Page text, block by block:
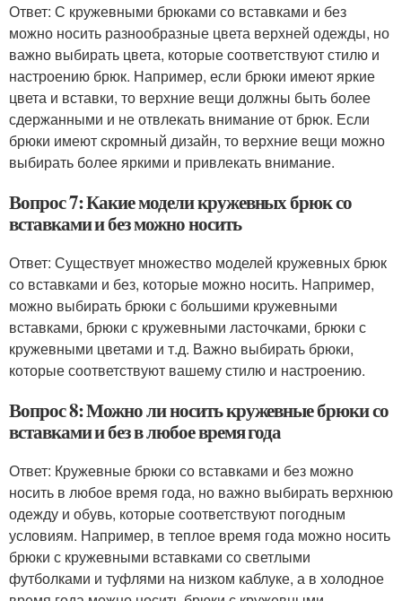
Ответ: С кружевными брюками со вставками и без
можно носить разнообразные цвета верхней одежды, но
важно выбирать цвета, которые соответствуют стилю и
настроению брюк. Например, если брюки имеют яркие
цвета и вставки, то верхние вещи должны быть более
сдержанными и не отвлекать внимание от брюк. Если
брюки имеют скромный дизайн, то верхние вещи можно
выбирать более яркими и привлекать внимание.
Вопрос 7: Какие модели кружевных брюк со
вставками и без можно носить
Ответ: Существует множество моделей кружевных брюк
со вставками и без, которые можно носить. Например,
можно выбирать брюки с большими кружевными
вставками, брюки с кружевными ласточками, брюки с
кружевными цветами и т.д. Важно выбирать брюки,
которые соответствуют вашему стилю и настроению.
Вопрос 8: Можно ли носить кружевные брюки со
вставками и без в любое время года
Ответ: Кружевные брюки со вставками и без можно
носить в любое время года, но важно выбирать верхнюю
одежду и обувь, которые соответствуют погодным
условиям. Например, в теплое время года можно носить
брюки с кружевными вставками со светлыми
футболками и туфлями на низком каблуке, а в холодное